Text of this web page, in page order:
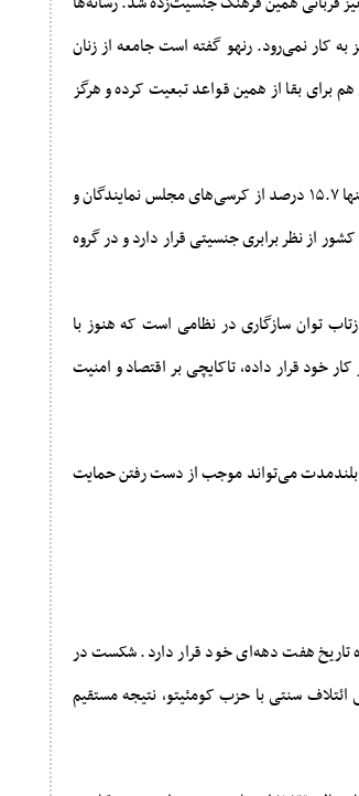
به کار نمی‌رود. رنهو گفته است جامعه از زنان
هم برای بقا از همین قواعد تبعیت کرده و هرگز
در سطح کلان، آمارها نشان می‌دهد سیاست ژاپن همچنان مردانه است. زنان تنها ۱۵.۷ درصد از کرسی‌های مجلس نمایندگان و
۲۹ درصد از مجلس مشورتی را در اختیار دارند. کشور در رتبه ۱۶۰ از میان ۱۹۳ کشور از نظر برابری جنسیتی قرار دارد و در گروه
توان سازگاری در نظامی است که هنوز با
خود قرار داده، تاکایچی بر اقتصاد و امنیت
بلندمدت می‌تواند موجب از دست رفتن حمایت
تاریخ هفت دهه‌ای خود قرار دارد. شکست در
ائتلاف سنتی با حزب کومئیتو، نتیجه مستقیم